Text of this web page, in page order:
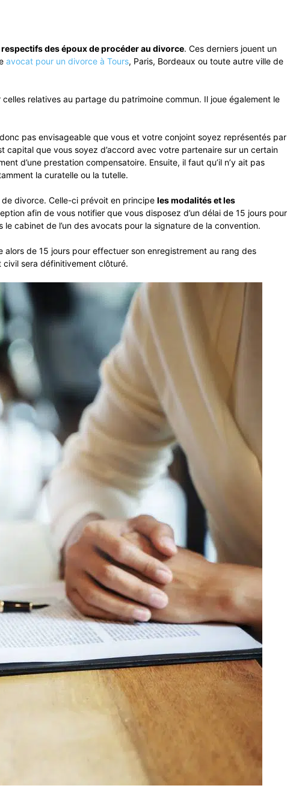
des époux de procéder au divorce. Ces derniers jouent un
avocat pour un divorce à Tours, Paris, Bordeaux ou toute autre ville de
relatives au partage du patrimoine commun. Il joue également le
pas envisageable que vous et votre conjoint soyez représentés par
capital que vous soyez d’accord avec votre partenaire sur un certain
d’une prestation compensatoire. Ensuite, il faut qu’il n’y ait pas
la curatelle ou la tutelle.
divorce. Celle-ci prévoit en principe les modalités et les
afin de vous notifier que vous disposez d’un délai de 15 jours pour
cabinet de l’un des avocats pour la signature de la convention.
de 15 jours pour effectuer son enregistrement au rang des
civil sera définitivement clôturé.